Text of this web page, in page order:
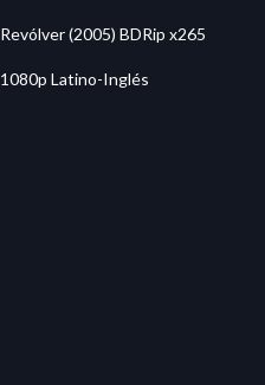
Revólver (2005) BDRip x265
1080p Latino-Inglés